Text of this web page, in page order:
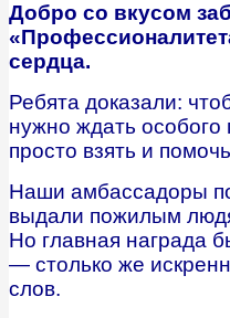
Добро со вкусом
сердца.
Ребята доказали:
нужно ждать особого
просто взять и
Наши амбассадоры
выдали пожилым
Но главная награда
— столько же
слов.